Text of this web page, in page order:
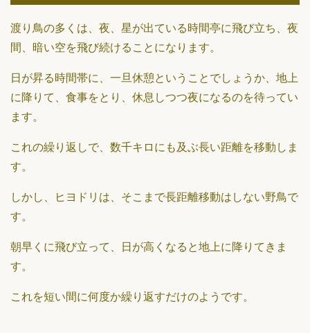
渡り鳥の多くは、夜、星が出ている時間亭に飛び立ち、夜
間、暗い空を飛び続けることになります。
日が昇る時間帯に、一旦休憩ということでしょうか、地上
に降りて、食事をとり、休息しつつ夜になるのを待ってい
ます。
これの繰り返しで、数千キロにも及ぶ長い距離を移動しま
す。
しかし、ヒヨドリは、そこまで長距離移動はしない野鳥で
す。
朝早くに飛び立って、日が高くなると地上に降りてきま
す。
これを短い間に何度か繰り返すだけのようです。